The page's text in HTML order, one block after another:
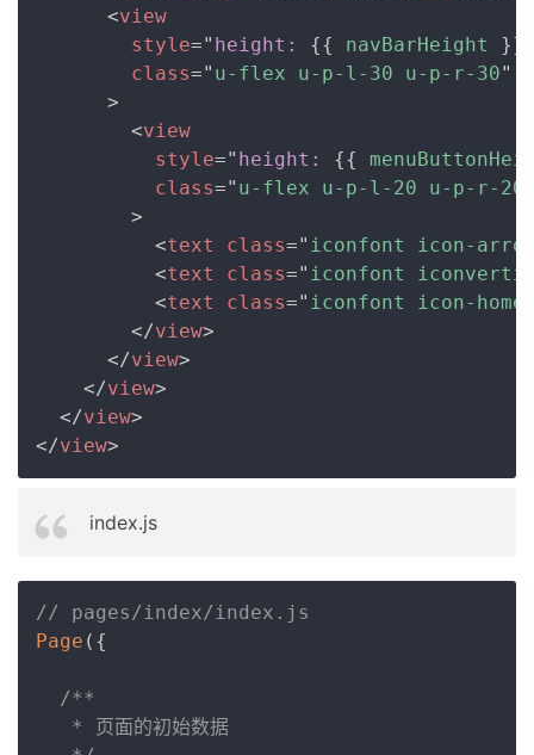
<view
style=" height: {{ navBarHeight }}
class=" u-flex u-p-l-30 u-p-r-30"
>
<view
style=" height: {{
class=" u-flex u-p-l-20 u-p-r-20
>
<text class=" iconfont icon-
<text class=" iconfont
<text class=" iconfont icon-
</view>
</view>
</view>
</view>
</view>
index.js
// pages/index/index.js
Page ( {
/**
   * 页面的初始数据